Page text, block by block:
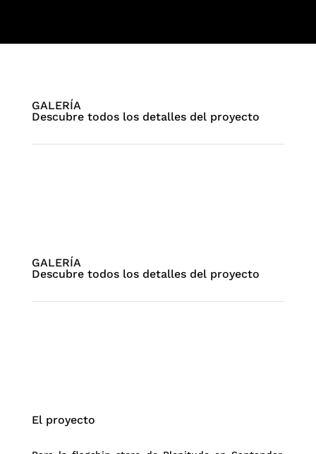
GALERÍA
Descubre todos los detalles del proyecto
GALERÍA
Descubre todos los detalles del proyecto
El proyecto